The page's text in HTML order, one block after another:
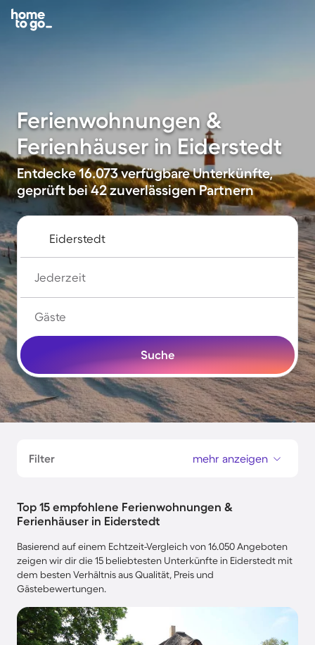
Ferienwohnungen &
Ferienhäuser in Eiderstedt
Entdecke 16.073 verfügbare Unterkünfte,
geprüft bei 42 zuverlässigen Partnern
Jederzeit
Gäste
Suche
Filter mehr anzeigen
Top 15 empfohlene Ferienwohnungen &
Ferienhäuser in Eiderstedt
Basierend auf einem Echtzeit-Vergleich von 16.050 Angeboten
zeigen wir dir die 15 beliebtesten Unterkünfte in Eiderstedt mit
dem besten Verhältnis aus Qualität, Preis und
Gästebewertungen.